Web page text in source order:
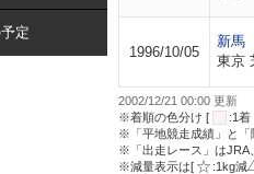
定
1996/10/05
新馬
東京
2002/12/21 00:00 更新
※着順の色分け [
:1
※「平地競走成績」と「
※「出走レース」はJRA
※減量表示は[
:1kg減